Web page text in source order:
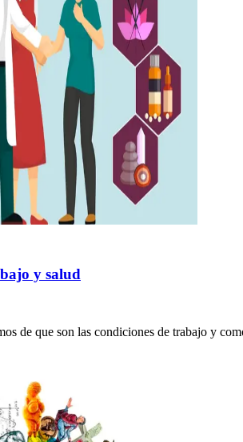
y salud
de que son las condiciones de trabajo y